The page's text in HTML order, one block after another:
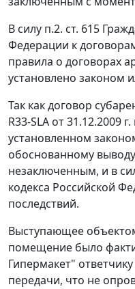
В силу п.2. ст. 615
Федерации к
правила о договорах
установлено законом
Так как договор
R33-SLA от 31.12.2009
установленном
обоснованному
незаключенным, и в
кодекса Российской
последствий.
Выступающее
помещение было
Гипермакет"
передачи, что не